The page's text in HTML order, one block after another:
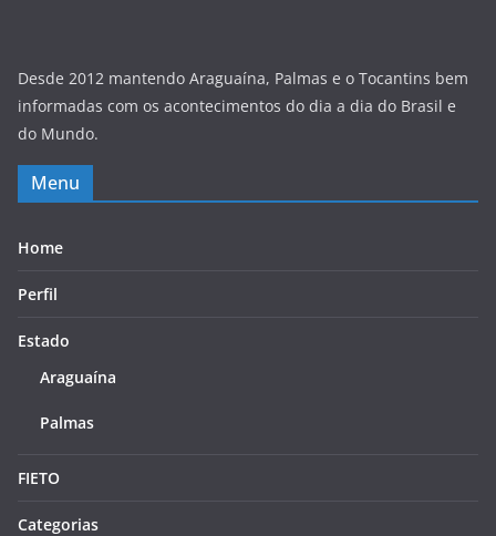
Desde 2012 mantendo Araguaína, Palmas e o Tocantins bem
informadas com os acontecimentos do dia a dia do Brasil e
do Mundo.
Menu
Home
Perfil
Estado
Araguaína
Palmas
FIETO
Categorias